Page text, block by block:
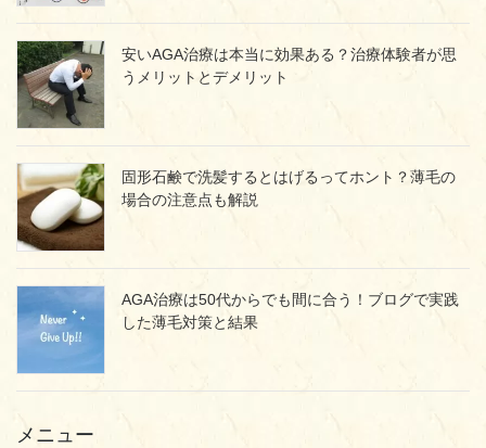
安いAGA治療は本当に効果ある？治療体験者が思
うメリットとデメリット
固形石鹸で洗髪するとはげるってホント？薄毛の
場合の注意点も解説
AGA治療は50代からでも間に合う！ブログで実践
した薄毛対策と結果
メニュー